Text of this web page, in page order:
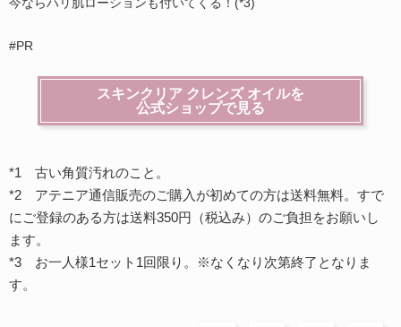
今ならハリ肌ローションも付いてくる！(*3)
#PR
スキンクリア クレンズ オイルを
公式ショップで見る
*1 古い角質汚れのこと。
*2 アテニア通信販売のご購入が初めての方は送料無料。すで
にご登録のある方は送料350円（税込み）のご負担をお願いし
ます。
*3 お一人様1セット1回限り。※なくなり次第終了となりま
す。